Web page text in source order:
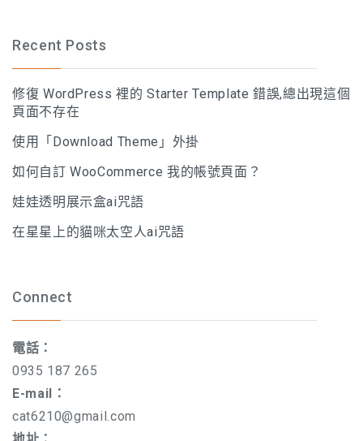
Recent Posts
修復 WordPress 裡的 Starter Template 錯誤,總出現這個
頁面不存在
使用「Download Theme」外掛
如何自訂 WooCommerce 我的帳號頁面？
娃娃透明展示盒ai咒語
在星星上的貓咪太空人ai咒語
Connect
電話：
0935 187 265
E-mail：
cat6210@gmail.com